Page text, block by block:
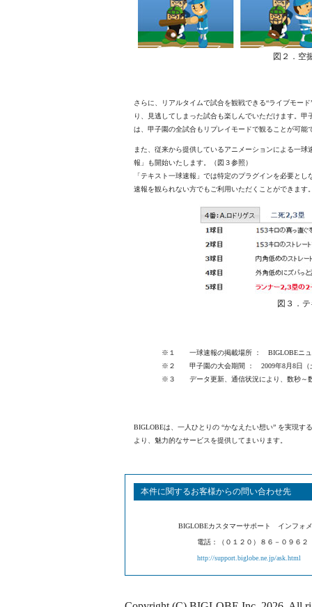
図２．空
さらに、リアルタイムで試合を観戦できる“ライブモー
り、見逃してしまった試合も楽しんでいただけます。
は、甲子園の全試合もリプレイモードで観ることが可能
また、従来から提供しているアニメーションによる一
報」も開始いたします。（図３参照）
「テキスト一球速報」では特定のプラグインを必要と
速報を観られない方でもご利用いただくことができます
図３．
※１ 一球速報の掲載場所 ： BIGLOBEニュ
※２ 甲子園の大会期間 ： 2009年8月8日（
※３ データ更新、通信状況により、数秒～数
BIGLOBEは、一人ひとりの “かなえたい想い” を実現
より、魅力的なサービスを提供してまいります。
本件に関するお客様からの問い合わせ先
BIGLOBEカスタマーサポート インフォ
電話：（０１２０）８６－０９６２
http://support.biglobe.ne.jp/ask.html